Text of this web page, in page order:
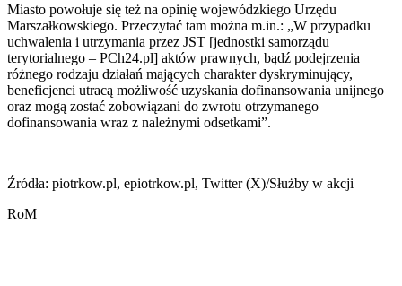
Miasto powołuje się też na opinię wojewódzkiego Urzędu
Marszałkowskiego. Przeczytać tam można m.in.: „W przypadku
uchwalenia i utrzymania przez JST [jednostki samorządu
terytorialnego – PCh24.pl] aktów prawnych, bądź podejrzenia
różnego rodzaju działań mających charakter dyskryminujący,
beneficjenci utracą możliwość uzyskania dofinansowania unijnego
oraz mogą zostać zobowiązani do zwrotu otrzymanego
dofinansowania wraz z należnymi odsetkami”.
Źródła: piotrkow.pl, epiotrkow.pl, Twitter (X)/Służby w akcji
RoM